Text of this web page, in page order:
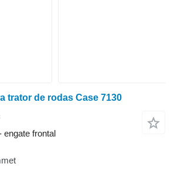
trator de rodas Case 7130
engate frontal